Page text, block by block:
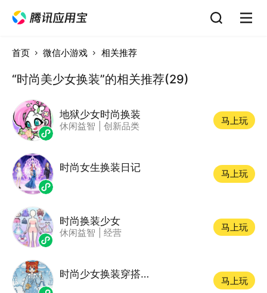
首页 微信小游戏 相关推荐
“时尚美少女换装”的相关推荐(29)
地狱少女时尚换装
休闲益智 创新品类
马上玩
时尚女生换装日记
马上玩
时尚换装少女
休闲益智 经营
马上玩
时尚少女换装穿搭游戏
马上玩